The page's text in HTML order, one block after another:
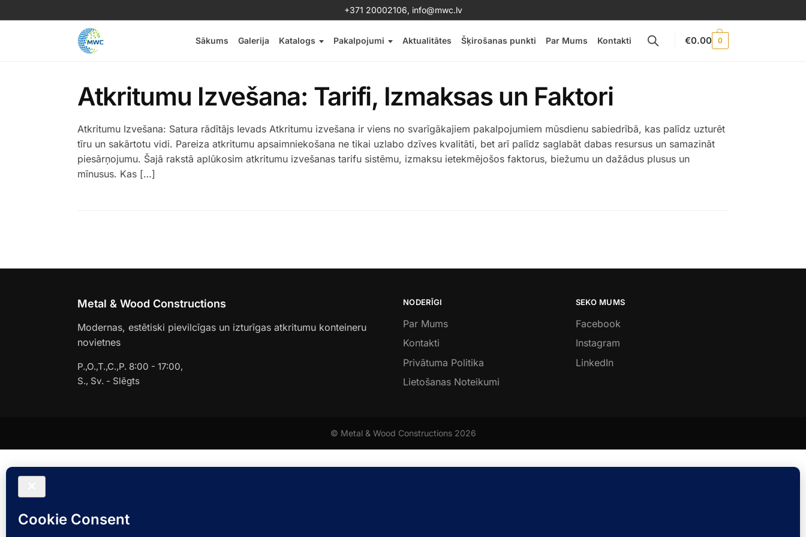
+371 20002106, info@mwc.lv
Sākums Galerija Katalogs Pakalpojumi Aktualitātes Šķirošanas punkti Par Mums Kontakti €0.00 0
Atkritumu Izvešana: Tarifi, Izmaksas un Faktori
Atkritumu Izvešana: Satura rādītājs Ievads Atkritumu izvešana ir viens no svarīgākajiem pakalpojumiem mūsdienu sabiedrībā, kas palīdz uzturēt
tīru un sakārtotu vidi. Pareiza atkritumu apsaimniekošana ne tikai uzlabo dzīves kvalitāti, bet arī palīdz saglabāt dabas resursus un samazināt
piesārņojumu. Šajā rakstā aplūkosim atkritumu izvešanas tarifu sistēmu, izmaksu ietekmējošos faktorus, biežumu un dažādus plusus un
mīnusus. Kas […]
Metal & Wood Constructions
Modernas, estētiski pievilcīgas un izturīgas atkritumu konteineru
novietnes
P.,O.,T.,C.,P. 8:00 - 17:00,
S., Sv. - Slēgts
NODERĪGI
Par Mums
Kontakti
Privātuma Politika
Lietošanas Noteikumi
SEKO MUMS
Facebook
Instagram
LinkedIn
© Metal & Wood Constructions 2026